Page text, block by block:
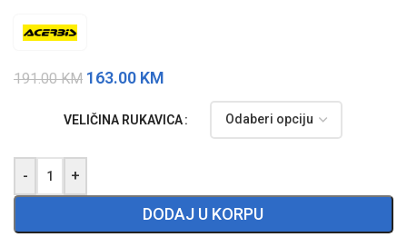
191.00KM 163.00 KM
VELIČINA RUKAVICA
- +
DODAJ U KORPU